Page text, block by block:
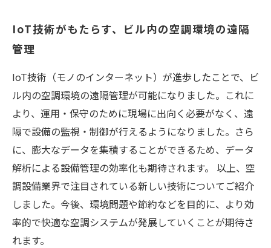
IoT技術がもたらす、ビル内の空調環境の遠隔
管理
IoT技術（モノのインターネット）が進歩したことで、ビ
ル内の空調環境の遠隔管理が可能になりました。これに
より、運用・保守のために現場に出向く必要がなく、遠
隔で設備の監視・制御が行えるようになりました。さら
に、膨大なデータを集積することができるため、データ
解析による設備管理の効率化も期待されます。 以上、空
調設備業界で注目されている新しい技術についてご紹介
しました。今後、環境問題や節約などを目的に、より効
率的で快適な空調システムが発展していくことが期待さ
れます。